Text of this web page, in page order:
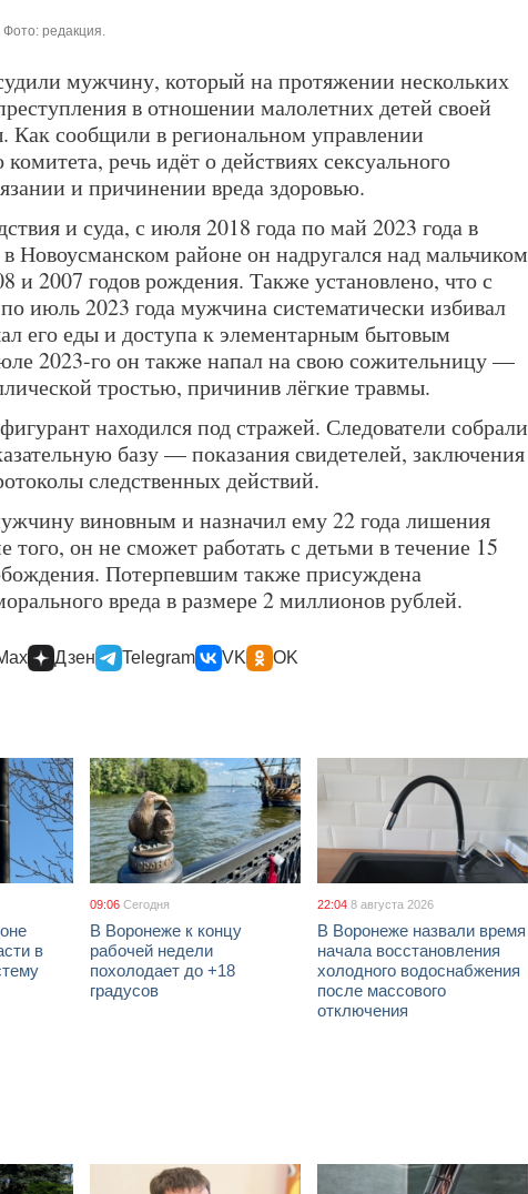
Фото: редакция.
мужчину, который на протяжении нескольких
в отношении малолетних детей своей
Как сообщили в региональном управлении
речь идёт о действиях сексуального
и причинении вреда здоровью.
и суда, с июля 2018 года по май 2023 года в
Новоусманском районе он надругался над мальчиком
и 2007 годов рождения. Также установлено, что с
июль 2023 года мужчина систематически избивал
его еды и доступа к элементарным бытовым
2023-го он также напал на свою сожительницу —
тростью, причинив лёгкие травмы.
находился под стражей. Следователи собрали
базу — показания свидетелей, заключения
следственных действий.
виновным и назначил ему 22 года лишения
того, он не сможет работать с детьми в течение 15
Потерпевшим также присуждена
вреда в размере 2 миллионов рублей.
Дзен Telegram VK OK
в
09:06 Сегодня
В Воронеже к концу
рабочей недели
похолодает до +18
градусов
22:04 8 августа 2026
В Воронеже назвали время
начала восстановления
холодного водоснабжения
после массового
отключения